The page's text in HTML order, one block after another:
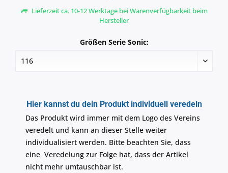
Lieferzeit ca. 10-12 Werktage bei Warenverfügbarkeit beim
Hersteller
Größen Serie Sonic:
Hier kannst du dein Produkt individuell veredeln
Das Produkt wird immer mit dem Logo des Vereins
veredelt und kann an dieser Stelle weiter
individualisiert werden. Bitte beachten Sie, dass
eine Veredelung zur Folge hat, dass der Artikel
nicht mehr umtauschbar ist.